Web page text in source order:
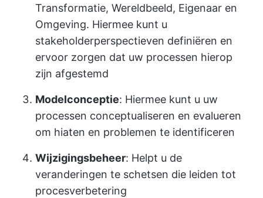
Transformatie, Wereldbeeld, Eigenaar en
Omgeving. Hiermee kunt u
stakeholderperspectieven definiëren en
ervoor zorgen dat uw processen hierop
zijn afgestemd
Modelconceptie: Hiermee kunt u uw
processen conceptualiseren en evalueren
om hiaten en problemen te identificeren
Wijzigingsbeheer: Helpt u de
veranderingen te schetsen die leiden tot
procesverbetering